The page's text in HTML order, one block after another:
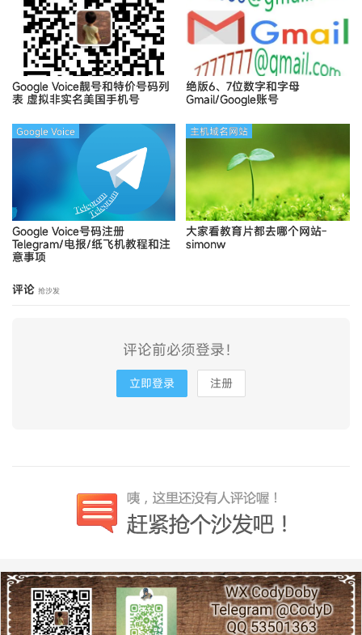
Google Voice靓号和特价号码列
表 虚拟非实名美国手机号
绝版6、7位数字和字母
Gmail/Google账号
Google Voice号码注册
Telegram/电报/纸飞机教程和注
意事项
Google Voice
大家看教育片都去哪个网站-
simonw
主机域名网站
评论 抢沙发
评论前必须登录！
立即登录 注册